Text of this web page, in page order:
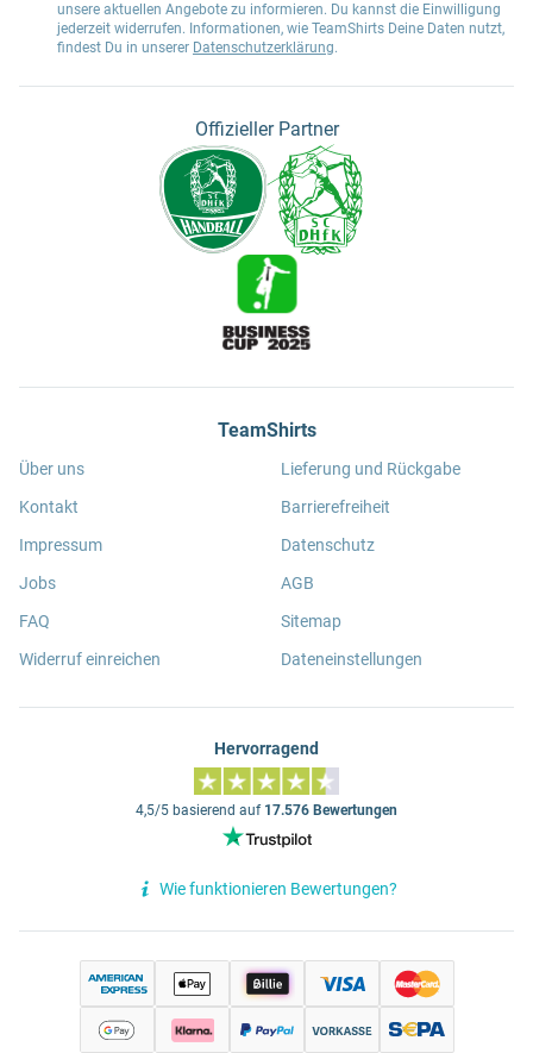
unsere aktuellen Angebote zu informieren. Du kannst die Einwilligung
jederzeit widerrufen. Informationen, wie TeamShirts Deine Daten nutzt,
findest Du in unserer Datenschutzerklärung.
Offizieller Partner
TeamShirts
Über uns
Kontakt
Impressum
Jobs
FAQ
Widerruf einreichen
Lieferung und Rückgabe
Barrierefreiheit
Datenschutz
AGB
Sitemap
Dateneinstellungen
Hervorragend
4,5/5 basierend auf 17.576 Bewertungen
Wie funktionieren Bewertungen?